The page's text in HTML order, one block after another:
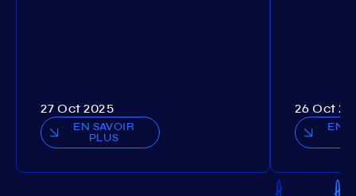
27 Oct 2025
EN SAVOIR
PLUS
26 Oct
EN